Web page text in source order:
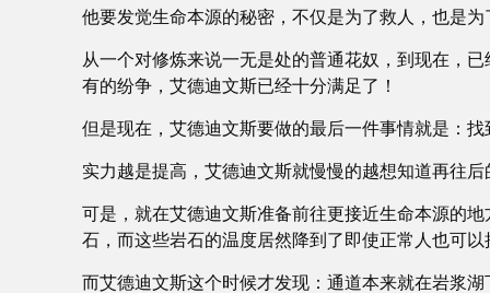
他要发觉生命本源的秘密，不仅是为了救人，也是
从一个对修炼来说一无是处的普通花奴，到现在，
有的纷争，艾德迪文斯已经十分满足了！
但是现在，艾德迪文斯要做的最后一件事情就是：
实力越是提高，艾德迪文斯就慢慢的越想知道再往
可是，就在艾德迪文斯准备前往更接近生命本源的
石，而这些岩石的温度居然降到了即使正常人也可以
而艾德迪文斯这个时候才发现：通道本来就在岩浆